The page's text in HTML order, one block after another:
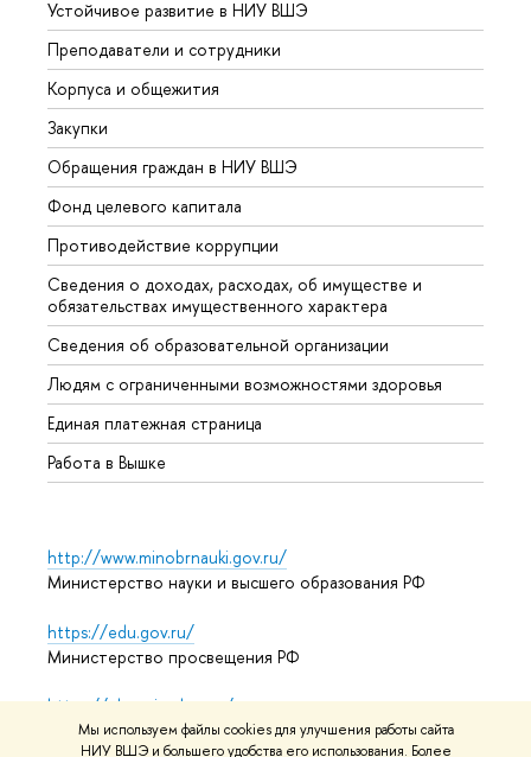
Мы используем файлы cookies для улучшения работы сайта
НИУ ВШЭ и большего удобства его использования. Более
Устойчивое развитие в НИУ ВШЭ
Преподаватели и сотрудники
Корпуса и общежития
Закупки
Обращения граждан в НИУ ВШЭ
Фонд целевого капитала
Противодействие коррупции
Сведения о доходах, расходах, об имуществе и
обязательствах имущественного характера
Сведения об образовательной организации
Людям с ограниченными возможностями здоровья
Единая платежная страница
Работа в Вышке
http://www.minobrnauki.gov.ru/
Министерство науки и высшего образования РФ
https://edu.gov.ru/
Министерство просвещения РФ
https://elearning.hse.ru/mooc
Массовые открытые онлайн-курсы